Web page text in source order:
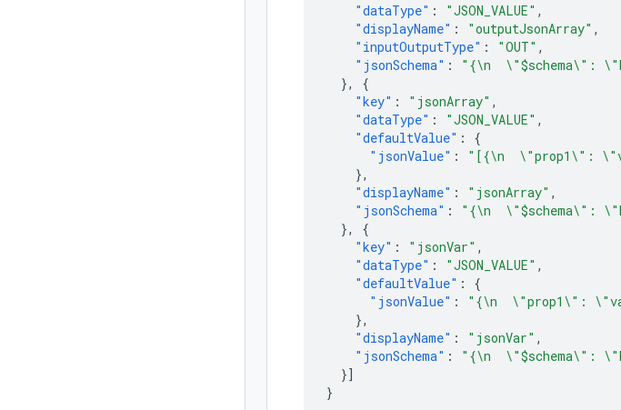
"dataType" : "JSON_VALUE" ,
"displayName" : "outputJsonArray" ,
"inputOutputType" : "OUT" ,
"jsonSchema" :
"{\n  \"$schema\":
},
{
"key" : "jsonArray" ,
"dataType" : "JSON_VALUE" ,
"defaultValue" :
{
"jsonValue" :
"[{\n  \"prop1\":
},
"displayName" : "jsonArray" ,
"jsonSchema" :
"{\n  \"$schema\":
},
{
"key" : "jsonVar" ,
"dataType" : "JSON_VALUE" ,
"defaultValue" :
{
"jsonValue" :
"{\n  \"prop1\":
},
"displayName" : "jsonVar" ,
"jsonSchema" :
"{\n  \"$schema\":
}]
}